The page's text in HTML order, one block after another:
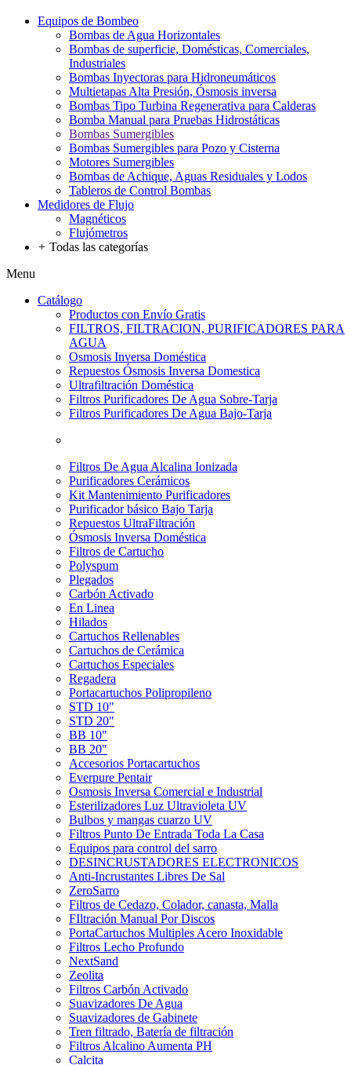
Equipos de Bombeo
Bombas de Agua Horizontales
Bombas de superficie, Domésticas, Comerciales,
Industriales
Bombas Inyectoras para Hidroneumáticos
Multietapas Alta Presión, Ósmosis inversa
Bombas Tipo Turbina Regenerativa para Calderas
Bomba Manual para Pruebas Hidrostáticas
Bombas Sumergibles
Bombas Sumergibles para Pozo y Cisterna
Motores Sumergibles
Bombas de Achique, Aguas Residuales y Lodos
Tableros de Control Bombas
Medidores de Flujo
Magnéticos
Flujómetros
+ Todas las categorías
Menu
Catálogo
Productos con Envío Gratis
FILTROS, FILTRACION, PURIFICADORES PARA
AGUA
Osmosis Inversa Doméstica
Repuestos Ósmosis Inversa Domestica
Ultrafiltración Doméstica
Filtros Purificadores De Agua Sobre-Tarja
Filtros Purificadores De Agua Bajo-Tarja
Filtros De Agua Alcalina Ionizada
Purificadores Cerámicos
Kit Mantenimiento Purificadores
Purificador básico Bajo Tarja
Repuestos UltraFiltración
Ósmosis Inversa Doméstica
Filtros de Cartucho
Polyspum
Plegados
Carbón Activado
En Linea
Hilados
Cartuchos Rellenables
Cartuchos de Cerámica
Cartuchos Especiales
Regadera
Portacartuchos Polipropileno
STD 10"
STD 20"
BB 10"
BB 20"
Accesorios Portacartuchos
Everpure Pentair
Osmosis Inversa Comercial e Industrial
Esterilizadores Luz Ultravioleta UV
Bulbos y mangas cuarzo UV
Filtros Punto De Entrada Toda La Casa
Equipos para control del sarro
DESINCRUSTADORES ELECTRONICOS
Anti-Incrustantes Libres De Sal
ZeroSarro
Filtros de Cedazo, Colador, canasta, Malla
FIltración Manual Por Discos
PortaCartuchos Multiples Acero Inoxidable
Filtros Lecho Profundo
NextSand
Zeolita
Filtros Carbón Activado
Suavizadores De Agua
Suavizadores de Gabinete
Tren filtrado, Batería de filtración
Filtros Alcalino Aumenta PH
Calcita